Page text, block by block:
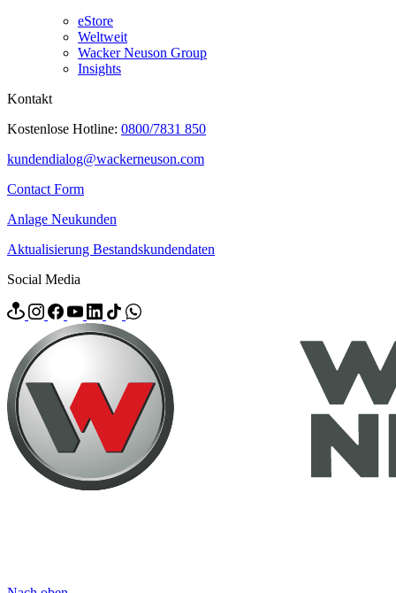
eStore
Weltweit
Wacker Neuson Group
Insights
Kontakt
Kostenlose Hotline: 0800/7831 850
kundendialog@wackerneuson.com
Contact Form
Anlage Neukunden
Aktualisierung Bestandskundendaten
Social Media